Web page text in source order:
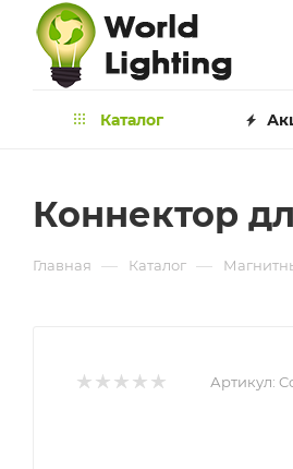
Каталог
Коннектор
Главная — Каталог —
Артикул: